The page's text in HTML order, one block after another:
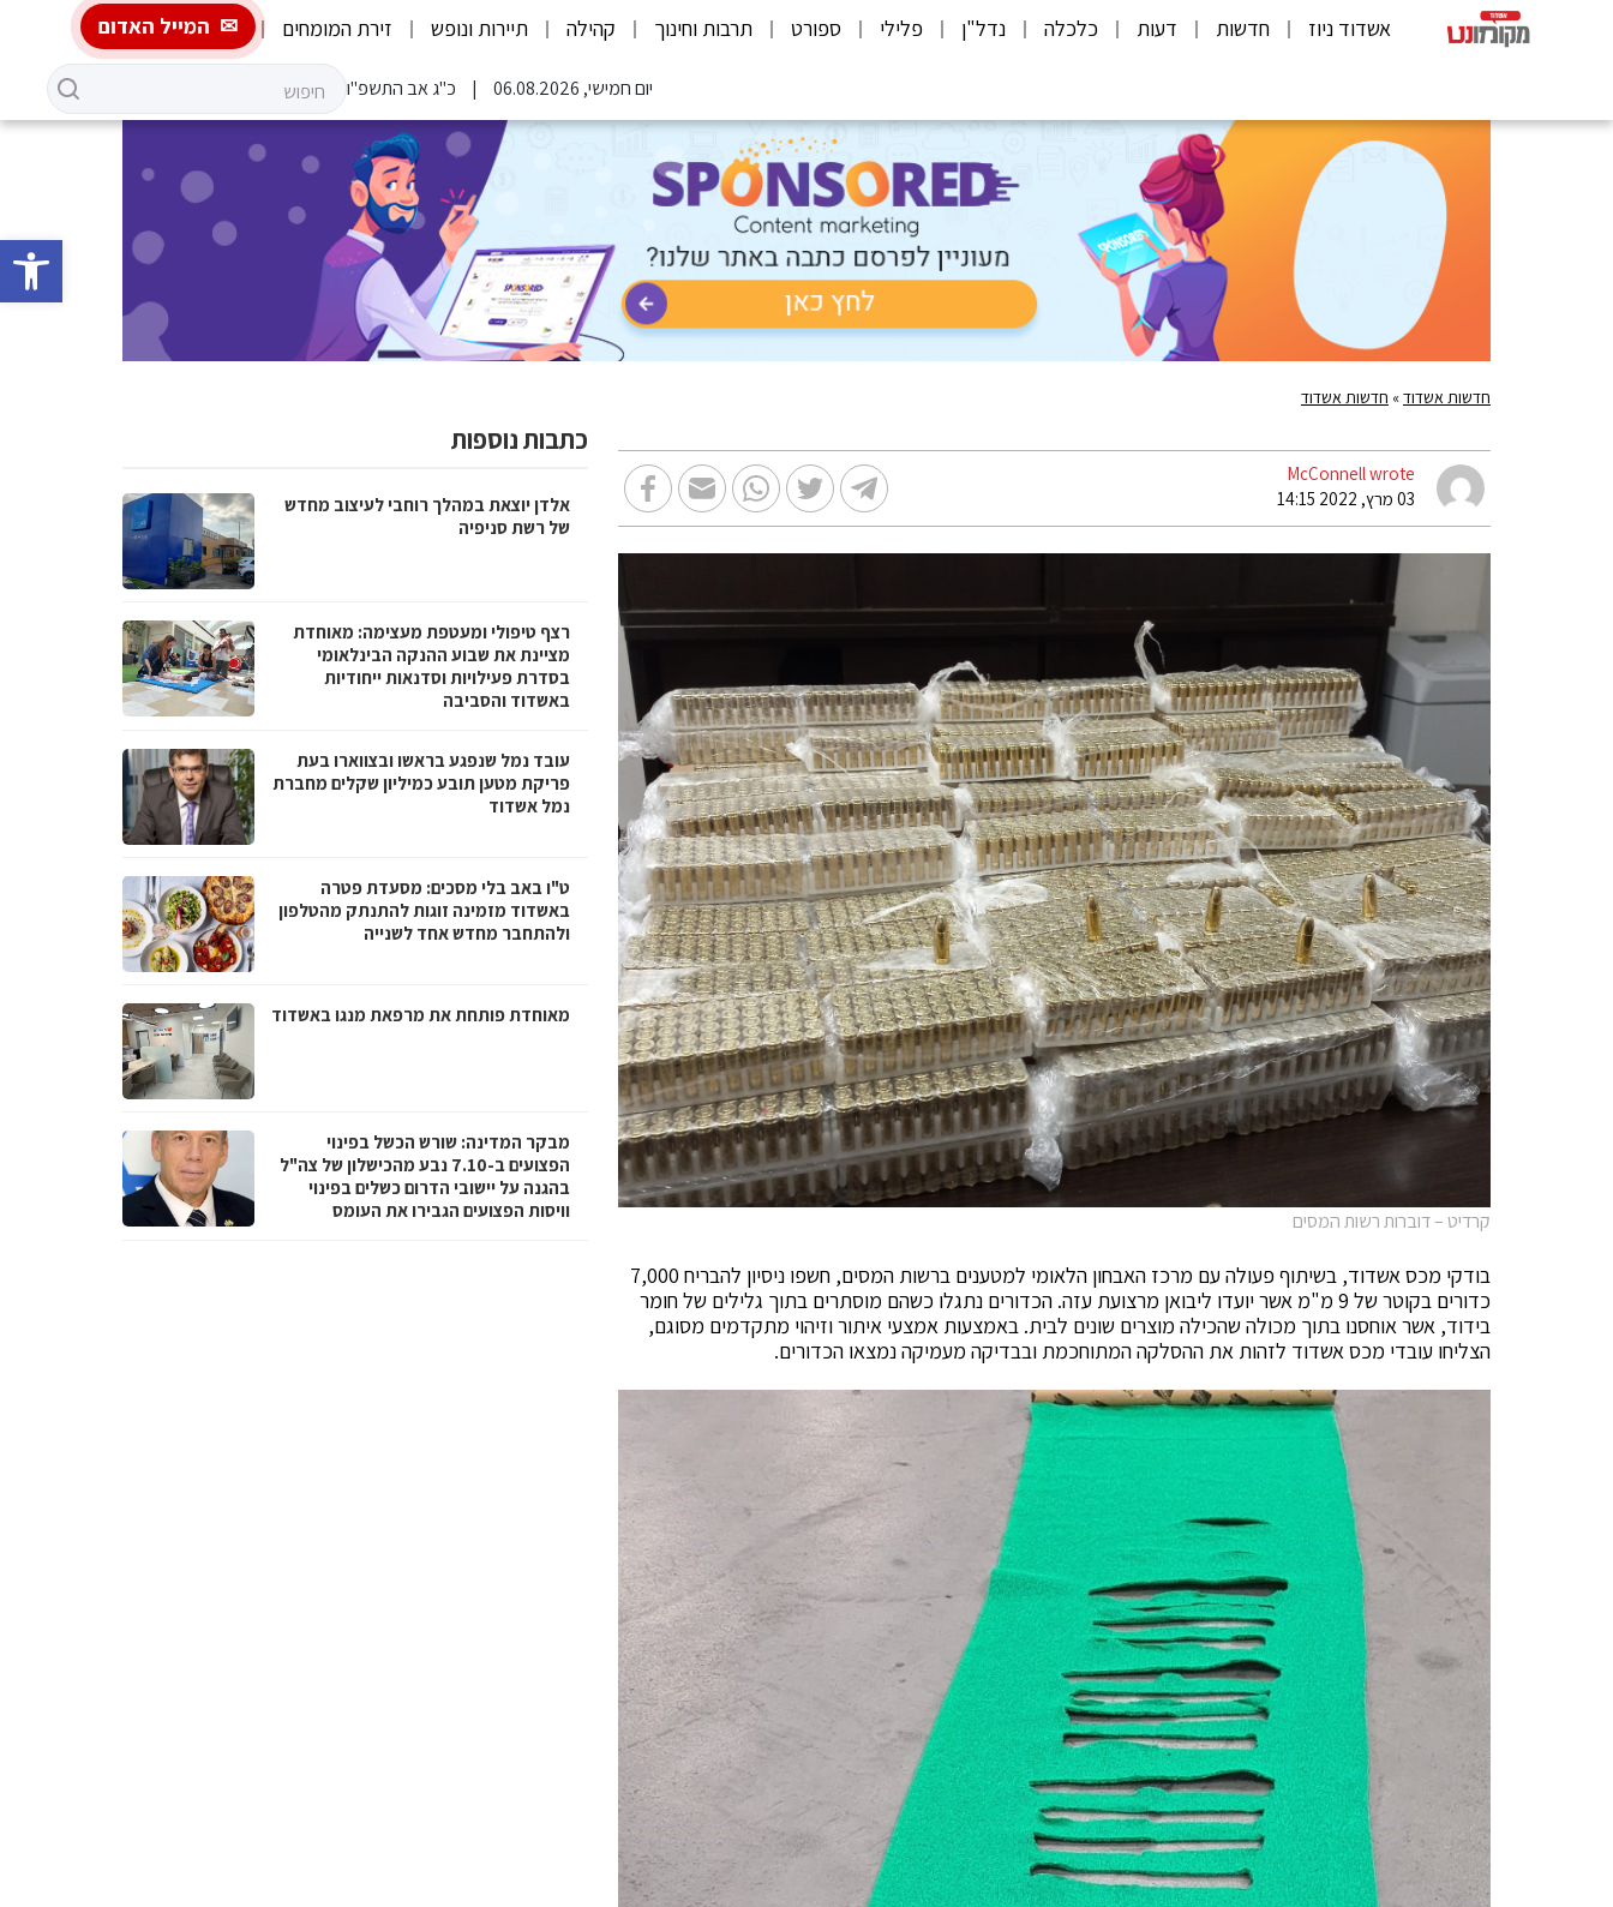
פתח
אשדוד ניוז חדשות דעות כלכלה נדל"ן פלילי ספורט תרבות וחינוך קהילה תיירות ונופש זירת המומחים המייל האדום
יום חמישי, 06.08.2026 כ"ג אב התשפ"ו
חדשות אשדוד» חדשות אשדוד
McConnell wrote
03 מרץ, 2022 14:15
קרדיט – דוברות רשות המסים
בודקי מכס אשדוד, בשיתוף פעולה עם מרכז האבחון הלאומי למטענים ברשות המסים, חשפו ניסיון להבריח 7,000
כדורים בקוטר של 9 מ"מ אשר יועדו ליבואן מרצועת עזה. הכדורים נתגלו כשהם מוסתרים בתוך גלילים של חומר
בידוד, אשר אוחסנו בתוך מכולה שהכילה מוצרים שונים לבית. באמצעות אמצעי איתור וזיהוי מתקדמים מסוגם,
הצליחו עובדי מכס אשדוד לזהות את ההסלקה המתוחכמת ובבדיקה מעמיקה נמצאו הכדורים.
כתבות נוספות
אלדן יוצאת במהלך רוחבי לעיצוב מחדש
של רשת סניפיה
רצף טיפולי ומעטפת מעצימה: מאוחדת
מציינת את שבוע ההנקה הבינלאומי
בסדרת פעילויות וסדנאות ייחודיות
באשדוד והסביבה
עובד נמל שנפגע בראשו ובצווארו בעת
פריקת מטען תובע כמיליון שקלים מחברת
נמל אשדוד
ט"ו באב בלי מסכים: מסעדת פטרה
באשדוד מזמינה זוגות להתנתק מהטלפון
ולהתחבר מחדש אחד לשנייה
מאוחדת פותחת את מרפאת מנגו באשדוד
מבקר המדינה: שורש הכשל בפינוי
הפצועים ב-7.10 נבע מהכישלון של צה"ל
בהגנה על יישובי הדרום כשלים בפינוי
וויסות הפצועים הגבירו את העומס